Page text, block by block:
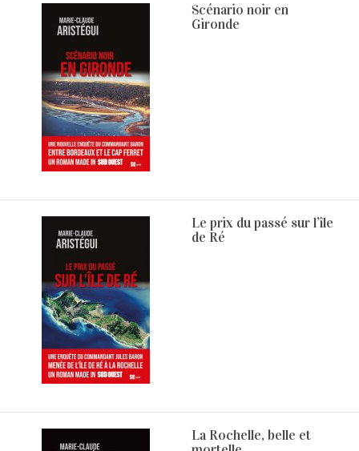
Scénario noir en
Gironde
Le prix du passé sur l’île
de Ré
La Rochelle, belle et